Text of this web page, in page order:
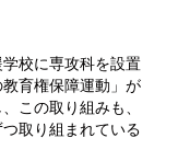
校に専攻科を設置
育権保障運動」が
この取り組みも、
取り組まれている